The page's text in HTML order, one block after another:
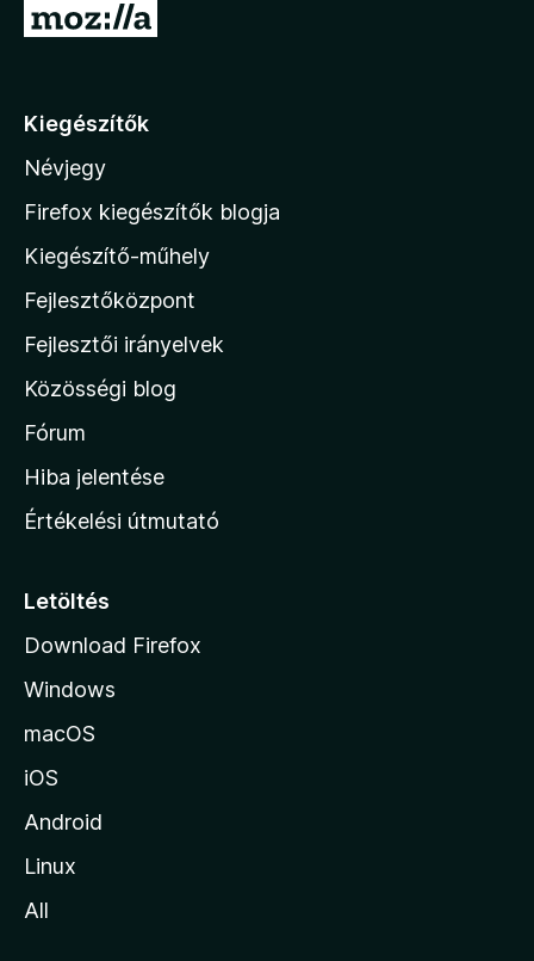
U
á
a
M
z
i
l
a
h
o
l
p
á
r
Kiegészítők
Névjegy
Firefox kiegészítők blogja
Kiegészítő-műhely
Fejlesztőközpont
Fejlesztői irányelvek
Közösségi blog
Fórum
Hiba jelentése
Értékelési útmutató
Letöltés
Download Firefox
Windows
macOS
iOS
Android
Linux
All